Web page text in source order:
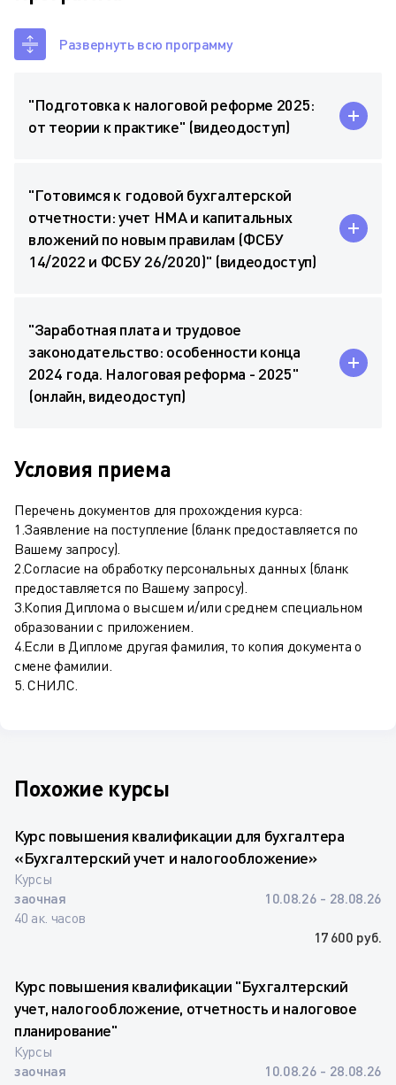
Развернуть всю программу
"Подготовка к налоговой реформе 2025:
от теории к практике" (видеодоступ)
"Готовимся к годовой бухгалтерской
отчетности: учет НМА и капитальных
вложений по новым правилам (ФСБУ
14/2022 и ФСБУ 26/2020)" (видеодоступ)
"Заработная плата и трудовое
законодательство: особенности конца
2024 года. Налоговая реформа - 2025"
(онлайн, видеодоступ)
Условия приема
Перечень документов для прохождения курса:
1.Заявление на поступление (бланк предоставляется по
Вашему запросу).
2.Согласие на обработку персональных данных (бланк
предоставляется по Вашему запросу).
3.Копия Диплома о высшем и/или среднем специальном
образовании с приложением.
4.Если в Дипломе другая фамилия, то копия документа о
смене фамилии.
5. СНИЛС.
Похожие курсы
Курс повышения квалификации для бухгалтера
«Бухгалтерский учет и налогообложение»
Курсы
заочная
40 ак. часов
10.08.26 - 28.08.26
17 600 руб.
Курс повышения квалификации "Бухгалтерский
учет, налогообложение, отчетность и налоговое
планирование"
Курсы
заочная 10.08.26 - 28.08.26